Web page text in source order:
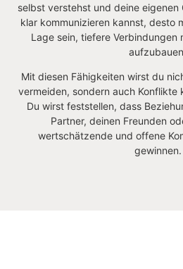
selbst verstehst und deine eigenen
klar kommunizieren kannst, desto
Lage sein, tiefere Verbindungen
Mit diesen Fähigkeiten wirst du
vermeiden, sondern auch Konflikte
Du wirst feststellen, dass
Partner, deinen Freunden
wertschätzende und offene
gewinnen.